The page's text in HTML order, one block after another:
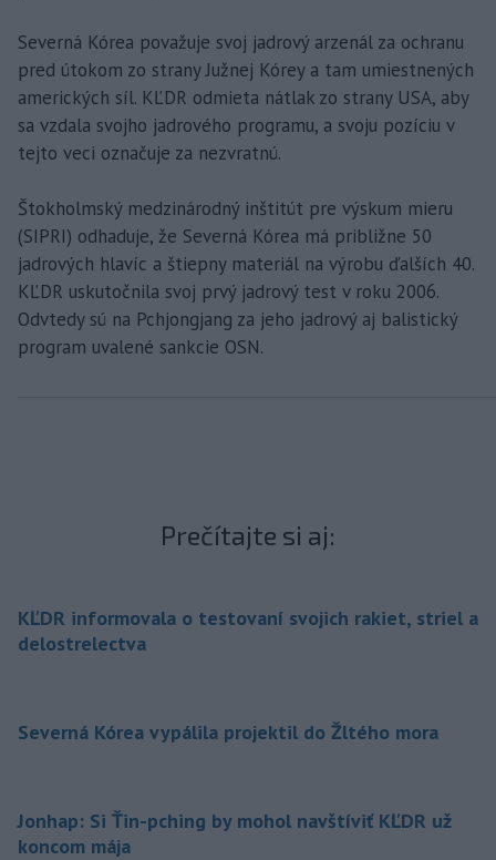
Severná Kórea považuje svoj jadrový arzenál za ochranu
pred útokom zo strany Južnej Kórey a tam umiestnených
amerických síl. KĽDR odmieta nátlak zo strany USA, aby
sa vzdala svojho jadrového programu, a svoju pozíciu v
tejto veci označuje za nezvratnú.
Štokholmský medzinárodný inštitút pre výskum mieru
(SIPRI) odhaduje, že Severná Kórea má približne 50
jadrových hlavíc a štiepny materiál na výrobu ďalších 40.
KĽDR uskutočnila svoj prvý jadrový test v roku 2006.
Odvtedy sú na Pchjongjang za jeho jadrový aj balistický
program uvalené sankcie OSN.
Prečítajte si aj:
KĽDR informovala o testovaní svojich rakiet, striel a
delostrelectva
Severná Kórea vypálila projektil do Žltého mora
Jonhap: Si Ťin-pching by mohol navštíviť KĽDR už
koncom mája